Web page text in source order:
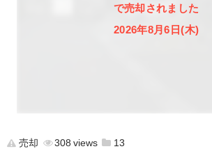
で売却されました
2026年8月6日(木)
売却 308
13